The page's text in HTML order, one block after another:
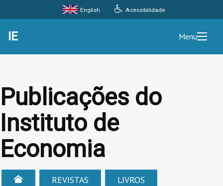
Acessibilidade
English
IE Menu
Publicações do
Instituto de
Economia
REVISTAS LIVROS